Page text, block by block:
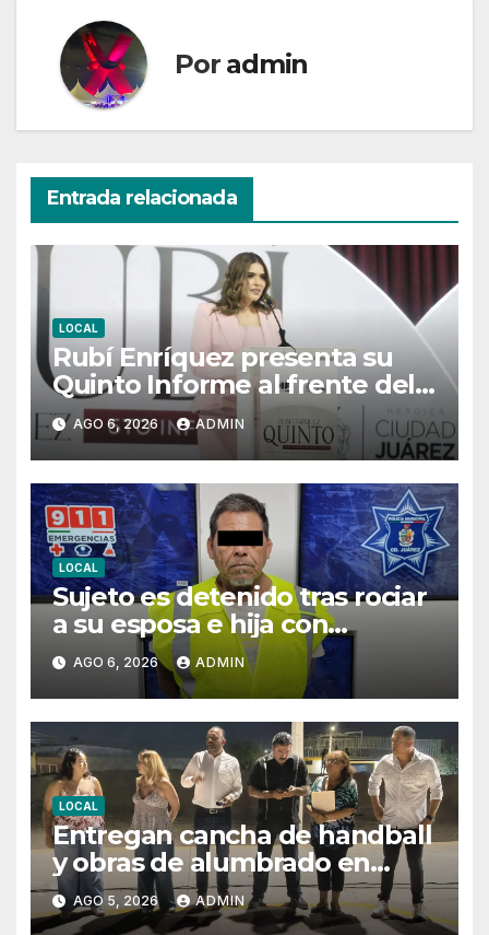
Por admin
Entrada relacionada
LOCAL
Rubí Enríquez presenta su
Quinto Informe al frente del
DIF Juárez y marca el cierre
de su gestión
AGO 6, 2026 ADMIN
LOCAL
Sujeto es detenido tras rociar
a su esposa e hija con
combustible para intentar
privarlas de la vida
AGO 6, 2026 ADMIN
LOCAL
Entregan cancha de handball
y obras de alumbrado en
Torres del Sur y Praderas de
Oriente
AGO 5, 2026 ADMIN